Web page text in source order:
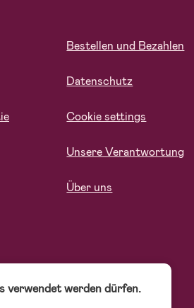
Bestellen und Bezahlen
Datenschutz
Cookie settings
Unsere Verantwortung
Über uns
verwendet werden dürfen.